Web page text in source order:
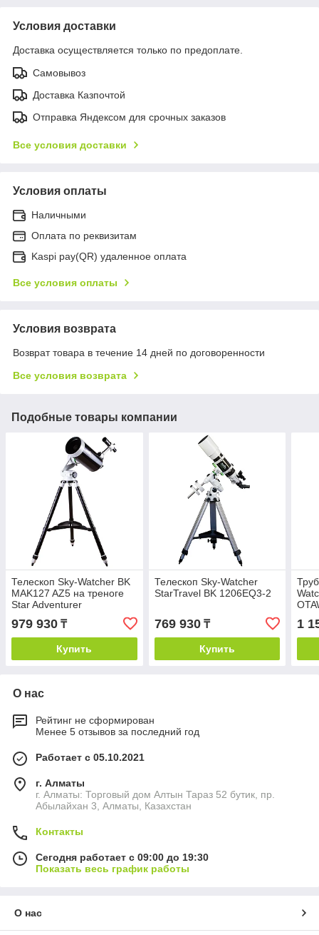
Условия доставки
Доставка осуществляется только по предоплате.
Самовывоз
Доставка Казпочтой
Отправка Яндексом для срочных заказов
Все условия доставки
Условия оплаты
Наличными
Оплата по реквизитам
Kaspi pay(QR) удаленное оплата
Все условия оплаты
Условия возврата
Возврат товара в течение 14 дней по договоренности
Все условия возврата
Подобные товары компании
Телескоп Sky-Watcher BK
MAK127 AZ5 на треноге
Star Adventurer
979 930 ₸
Купить
Телескоп Sky-Watcher
StarTravel BK 1206EQ3-2
769 930₸
Купить
1
О нас
Рейтинг не сформирован
Менее 5 отзывов за последний год
Работает с 05.10.2021
г. Алматы
г. Алматы: Торговый дом Алтын Тараз 52 бутик, пр.
Абылайхан 3, Алматы, Казахстан
Контакты
Сегодня работает с 09:00 до 19:30
Показать весь график работы
О нас